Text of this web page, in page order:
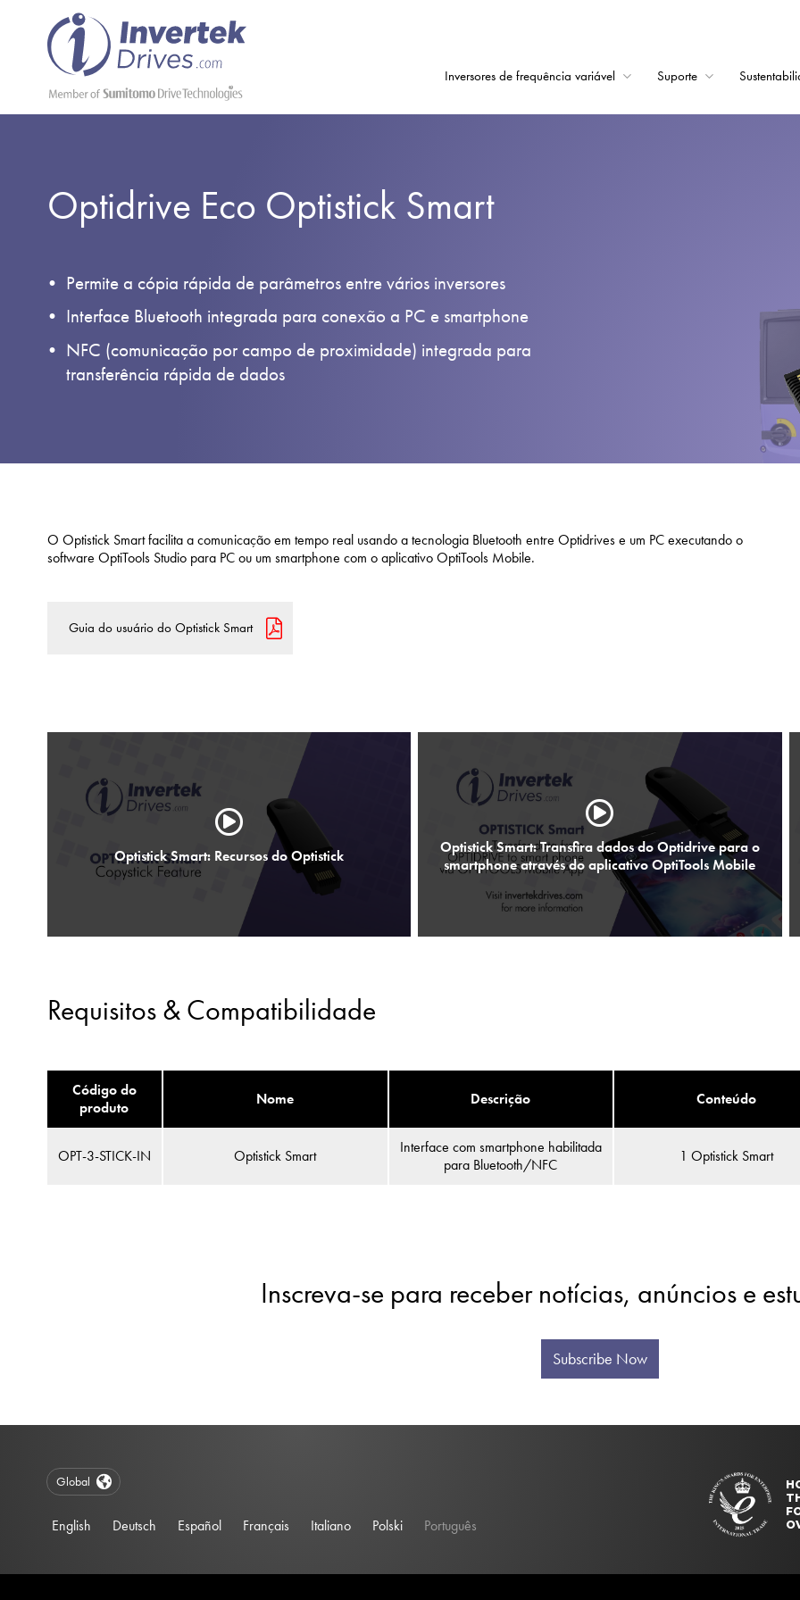
Inversores de frequência variável Suporte
Optidrive Eco Optistick Smart
Permite a cópia rápida de parâmetros entre vários inversores
Interface Bluetooth integrada para conexão a PC e smartphone
NFC (comunicação por campo de proximidade) integrada para
transferência rápida de dados
O Optistick Smart facilita a comunicação em tempo real usando a tecnologia Bluetooth entre Optidrives e um PC executando o
software OptiTools Studio para PC ou um smartphone com o aplicativo OptiTools Mobile.
Guia do usuário do Optistick Smart
Optistick Smart: Recursos do Optistick
Optistick Smart: Transfira dados do Optidrive para o
smartphone através do aplicativo OptiTools Mobile
Requisitos & Compatibilidade
Código do
produto
Nome Descrição Conteúdo
OPT-3-STICK-IN Optistick Smart
Interface com smartphone habilitada
para Bluetooth/NFC
1 Optistick Smart
Inscreva-se para receber notícias, anúncios e
Subscribe Now
Global
English Deutsch Español Français Italiano Polski Português
Política de